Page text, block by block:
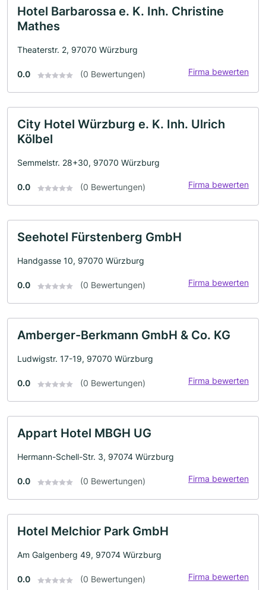
Hotel Barbarossa e. K. Inh. Christine
Mathes
Theaterstr. 2, 97070 Würzburg
0.0 (0 Bewertungen) Firma bewerten
City Hotel Würzburg e. K. Inh. Ulrich
Kölbel
Semmelstr. 28+30, 97070 Würzburg
0.0 (0 Bewertungen) Firma bewerten
Seehotel Fürstenberg GmbH
Handgasse 10, 97070 Würzburg
0.0 (0 Bewertungen) Firma bewerten
Amberger-Berkmann GmbH & Co. KG
Ludwigstr. 17-19, 97070 Würzburg
0.0 (0 Bewertungen) Firma bewerten
Appart Hotel MBGH UG
Hermann-Schell-Str. 3, 97074 Würzburg
0.0 (0 Bewertungen) Firma bewerten
Hotel Melchior Park GmbH
Am Galgenberg 49, 97074 Würzburg
0.0 (0 Bewertungen) Firma bewerten